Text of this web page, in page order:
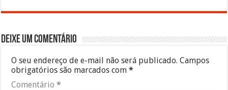
Deixe um comentário
O seu endereço de e-mail não será publicado. Campos
obrigatórios são marcados com*
Comentário*